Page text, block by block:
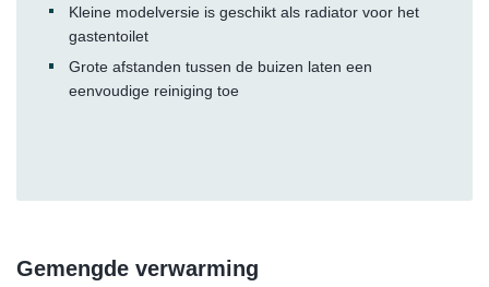
Kleine modelversie is geschikt als radiator voor het
gastentoilet
Grote afstanden tussen de buizen laten een
eenvoudige reiniging toe
Gemengde verwarming